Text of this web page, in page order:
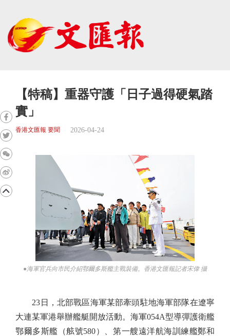
【特稿】重器守護「日子過得硬氣踏
實」
香港文匯報 要聞 2026-04-24
●海軍官兵向市民介紹鄂爾多斯艦主戰裝備。香港文匯報記者宋偉 攝
23日，北部戰區海軍某部牽頭駐地海軍部隊在遼寧
大連某軍港舉辦艦艇開放活動。海軍054A型導彈護衛艦
鄂爾多斯艦（舷號580）、第一艘遠洋航海訓練艦鄭和